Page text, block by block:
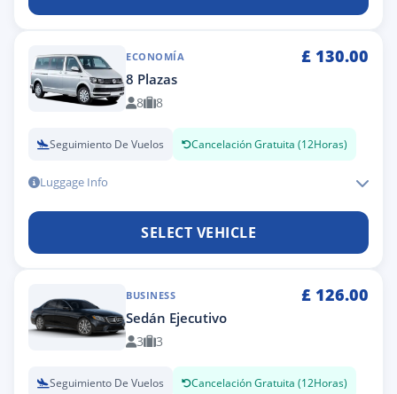
ECONOMÍA £ 130.00
8 Plazas
8 8
Seguimiento De Vuelos Cancelación Gratuita (12Horas)
Luggage Info
SELECT VEHICLE
BUSINESS £ 126.00
Sedán Ejecutivo
3 3
Seguimiento De Vuelos Cancelación Gratuita (12Horas)